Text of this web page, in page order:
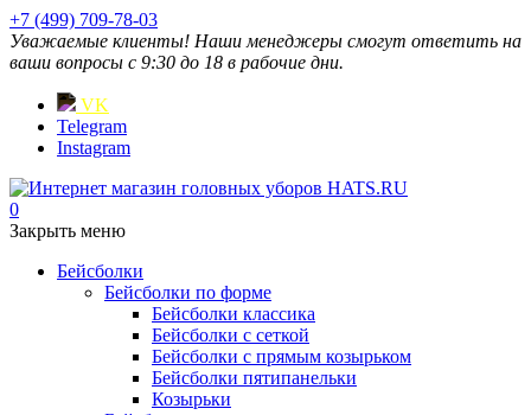
+7 (499) 709-78-03
Уважаемые клиенты! Наши менеджеры смогут ответить на
ваши вопросы с 9:30 до 18 в рабочие дни.
VK
Telegram
Instagram
0
Закрыть меню
Бейсболки
Бейсболки по форме
Бейсболки классика
Бейсболки с сеткой
Бейсболки с прямым козырьком
Бейсболки пятипанельки
Козырьки